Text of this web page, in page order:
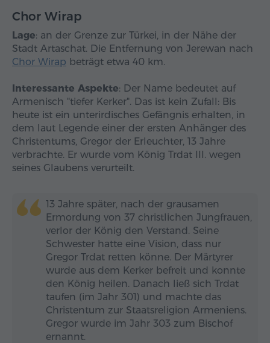
Chor Wirap
Lage: an der Grenze zur Türkei, in der Nähe der
Stadt Artaschat. Die Entfernung von Jerewan nach
Chor Wirap beträgt etwa 40 km.
Interessante Aspekte: Der Name bedeutet auf
Armenisch "tiefer Kerker". Das ist kein Zufall: Bis
heute ist ein unterirdisches Gefängnis erhalten, in
dem laut Legende einer der ersten Anhänger des
Christentums, Gregor der Erleuchter, 13 Jahre
verbrachte. Er wurde vom König Trdat III. wegen
seines Glaubens verurteilt.
13 Jahre später, nach der grausamen
Ermordung von 37 christlichen Jungfrauen,
verlor der König den Verstand. Seine
Schwester hatte eine Vision, dass nur
Gregor Trdat retten könne. Der Märtyrer
wurde aus dem Kerker befreit und konnte
den König heilen. Danach ließ sich Trdat
taufen (im Jahr 301) und machte das
Christentum zur Staatsreligion Armeniens.
Gregor wurde im Jahr 303 zum Bischof
ernannt.